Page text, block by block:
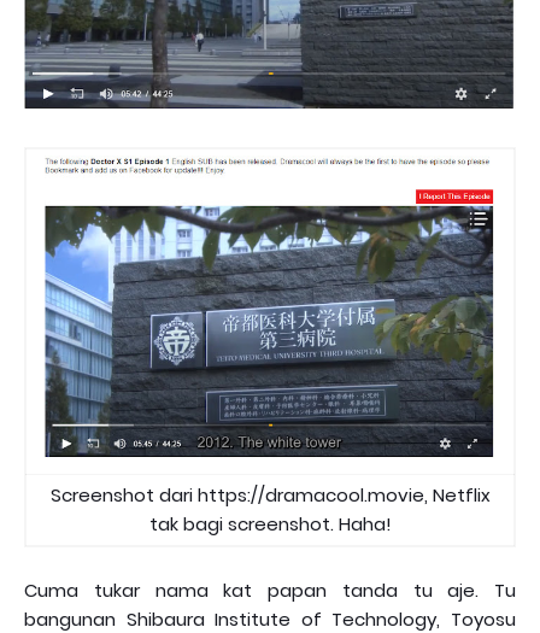
Screenshot dari https://dramacool.movie, Netflix
tak bagi screenshot. Haha!
Cuma tukar nama kat papan tanda tu aje. Tu
bangunan Shibaura Institute of Technology, Toyosu